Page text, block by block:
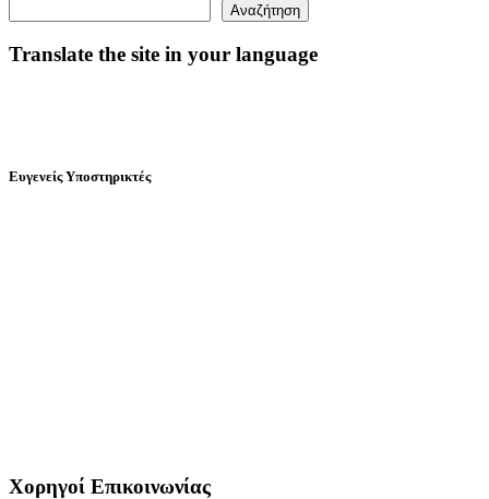
Αναζήτηση
Translate the site in your language
Ευγενείς Υποστηρικτές
Χορηγοί Επικοινωνίας